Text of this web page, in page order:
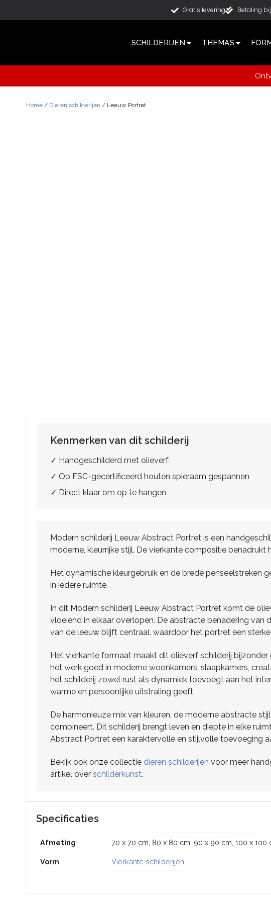
Gratis levering Betaling
SCHILDERIJEN THEMA’S
Home / Dieren schilderijen / Leeuw Portret
Kenmerken van dit schilderij
✓ Handgeschilderd met olieverf
✓ Op FSC-gecertificeerd houten spieraam gespannen
✓ Direct klaar om op te hangen
Modern schilderij Leeuw Abstract Portret is een
moderne, kleurrijke stijl. De vierkante compositie
Het dynamische kleurgebruik en de brede penseelstreken
in iedere ruimte.
In dit Modern schilderij Leeuw Abstract Portret komt de
vloeiend in elkaar overlopen. De abstracte benadering van
van de leeuw blijft centraal, waardoor het portret een
Het vierkante formaat maakt dit olieverf schilderij
het werk goed in moderne woonkamers, slaapkamers,
het schilderij zowel rust als dynamiek toevoegt aan het
warme en persoonlijke uitstraling geeft.
De harmonieuze mix van kleuren, de moderne abstracte
combineert. Dit schilderij brengt leven en diepte in elke
Abstract Portret een karaktervolle en stijlvolle toevoeging
Bekijk ook onze collectie dieren schilderijen voor meer
artikel over schilderkunst.
Specificaties
Afmeting 70 x 70 cm, 80 x 80 cm, 90 x 90 cm, 100 x 100
Vorm Vierkante schilderijen